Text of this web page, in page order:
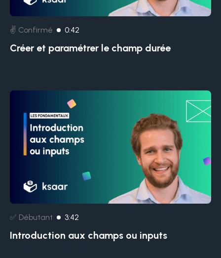
✌️ Confirmé 0:42
Créer et paramétrer le champ durée
✅ Débutant 3:42
Introduction aux champs ou inputs